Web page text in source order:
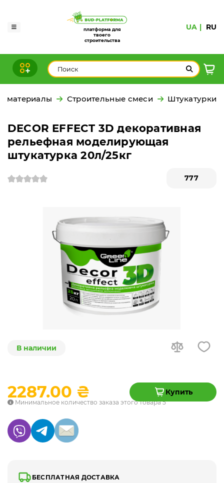
платформа для
твоего
строительства
UA RU
материалы Строительные смеси Штукатурки
DECOR EFFECT 3D декоративная
рельефная моделирующая
штукатурка 20л/25кг
777
В наличии
2287.00 ₴ Купить
Минимальное количество заказа этого товара 5
БЕСПЛАТНАЯ ДОСТАВКА